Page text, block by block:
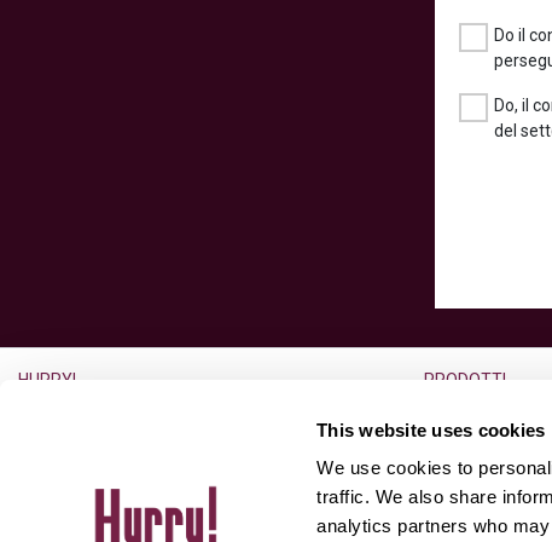
This website uses cookies
We use cookies to
traffic. We also share
analytics partners who
Do il
Do, il
del
HURRY!
Ufficio Stampa
PRODOTTI
Noleggio a lungo
Noleggio usato
Auto usate
Aste for Dealers